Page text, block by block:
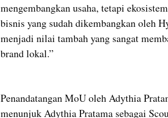
mengembangkan usaha, tetapi
bisnis yang sudah dikembangkan oleh
menjadi nilai tambah yang sangat
brand lokal.”
Penandatangan MoU oleh Adythia
menunjuk Adythia Pratama sebagai